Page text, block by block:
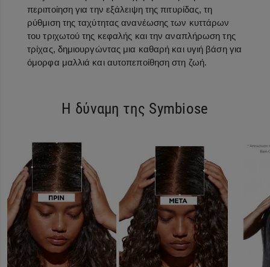
περιποίηση για την εξάλειψη της πιτυρίδας, τη
ρύθμιση της ταχύτητας ανανέωσης των κυττάρων
του τριχωτού της κεφαλής και την αναπλήρωση της
τρίχας, δημιουργώντας μια καθαρή και υγιή βάση για
όμορφα μαλλιά και αυτοπεποίθηση στη ζωή.
Η δύναμη της Symbiose